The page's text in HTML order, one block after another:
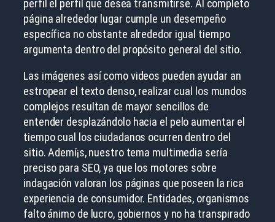
perfil el perfil que desea transmitirse. Al completo
página alrededor lugar cumple un desempeño
específica no obstante alrededor igual tiempo
argumenta dentro del propósito general del sitio.
Las imágenes así­ como videos pueden ayudar an
estropear el texto denso, realizar cual los mundos
complejos resultan de mayor sencillos de
entender desplazándolo hacia el pelo aumentar el
tiempo cual los ciudadanos ocurren dentro del
sitio. Ademí¡s, nuestro tema multimedia serí­a
preciso para SEO, ya que los motores sobre
indagación valoran los páginas que poseen la rica
experiencia de consumidor. Entidades, organismos
falto ánimo de lucro, gobiernos y no ha transpirado